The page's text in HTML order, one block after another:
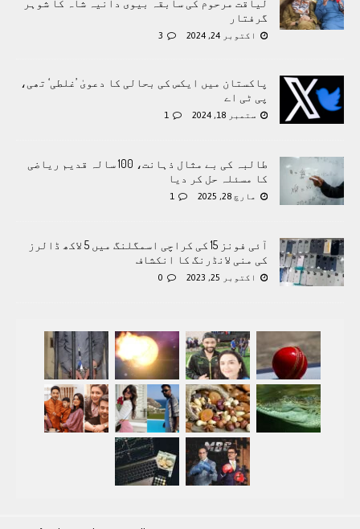
لیاقت مرحوم کی سابقہ بیوی دانیہ شاہ کا شوہر
گرفتار
اکتوبر 24, 2024 3
پاکستان میں ایکس کی بحالی کا دعویٰ ’غلطی‘ تھی،
پی ٹی اے
ستمبر 18, 2024 1
طالبہ کی بے مثال ذہانت، 100 سالہ قدیم ریاضی
کا مسئلہ حل کر دیا
مارچ 28, 2025 1
آئی فونز 15 کی کراچی اسمگلنگ میں 5 لاکھ ڈالرز
کی منی لانڈرنگ کا انکشاف
اکتوبر 25, 2023 0